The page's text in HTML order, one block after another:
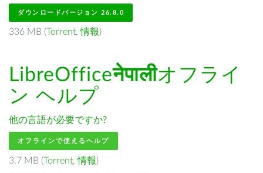
ダウンロードバージョン 26.8.0
336 MB (Torrent,情報)
LibreOfficeनेपालीオフライ
ン ヘルプ
他の言語が必要ですか?
オフラインで使えるヘルプ
3.7 MB (Torrent,情報)